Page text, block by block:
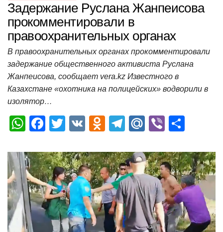
Задержание Руслана Жанпеисова
прокомментировали в
правоохранительных органах
В правоохранительных органах прокомментировали
задержание общественного активиста Руслана
Жанпеисова, сообщает vera.kz Известного в
Казахстане «охотника на полицейских» водворили в
изолятор…
W
at
s
A
p
p
F
c
e
b
o
o
T
tt
er
V
O
n
o
kl
a
ss
T
e
gr
a
m
M
.R
u
Vi
er п
р
а
в
и